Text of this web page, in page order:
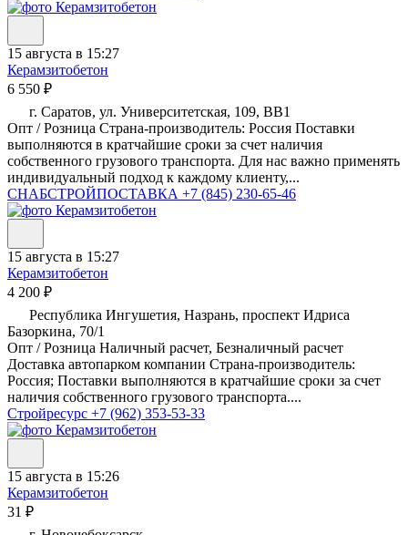
15 августа в 15:27
Керамзитобетон
6 550 ₽
г. Саратов, ул. Университетская, 109, ВВ1
Опт / Розница Страна-производитель: Россия Поставки
выполняются в кратчайшие сроки за счет наличия
собственного грузового транспорта. Для нас важно применять
индивидуальный подход к каждому клиенту,...
СНАБСТРОЙПОСТАВКА +7 (845) 230-65-46
15 августа в 15:27
Керамзитобетон
4 200 ₽
Республика Ингушетия, Назрань, проспект Идриса
Базоркина, 70/1
Опт / Розница Наличный расчет, Безналичный расчет
Доставка автопарком компании Страна-производитель:
Россия; Поставки выполняются в кратчайшие сроки за счет
наличия собственного грузового транспорта....
Стройресурс +7 (962) 353-53-33
15 августа в 15:26
Керамзитобетон
31 ₽